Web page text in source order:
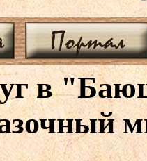
Портал
в